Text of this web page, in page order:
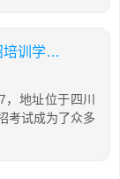
四川单招集训机构排名前十，四川省单招培训学校排名
地址位于四川
考试成为了众多